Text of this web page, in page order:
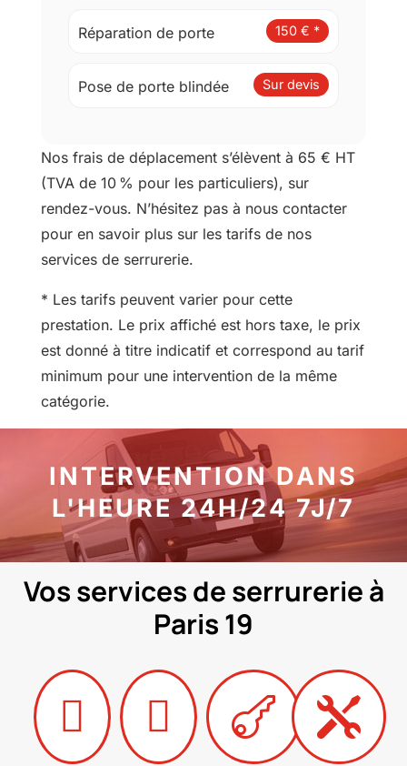
Réparation de porte 150 € *
Pose de porte blindée Sur devis
Nos frais de déplacement s’élèvent à 65 € HT
(TVA de 10 % pour les particuliers), sur
rendez-vous. N’hésitez pas à nous contacter
pour en savoir plus sur les tarifs de nos
services de serrurerie.
* Les tarifs peuvent varier pour cette
prestation. Le prix affiché est hors taxe, le prix
est donné à titre indicatif et correspond au tarif
minimum pour une intervention de la même
catégorie.
INTERVENTION DANS
L'HEURE 24H/24 7J/7
Vos services de serrurerie à
Paris 19
   